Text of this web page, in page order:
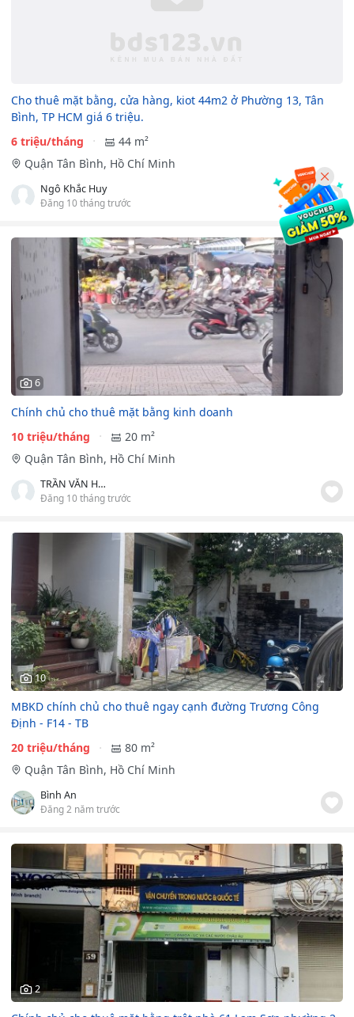
Cho thuê mặt bằng, cửa hàng, kiot 44m2 ở Phường 13, Tân
Bình, TP HCM giá 6 triệu.
6 triệu/tháng
44 m²
Quận Tân Bình, Hồ Chí Minh
Ngô Khắc Huy
Đăng 10 tháng trước
6
Chính chủ cho thuê mặt bằng kinh doanh
10 triệu/tháng
20 m²
Quận Tân Bình, Hồ Chí Minh
TRẦN VĂN HƯƠNG
Đăng 10 tháng trước
10
MBKD chính chủ cho thuê ngay cạnh đường Trương Công
Định - F14 - TB
20 triệu/tháng
80 m²
Quận Tân Bình, Hồ Chí Minh
Bình An
Đăng 2 năm trước
2